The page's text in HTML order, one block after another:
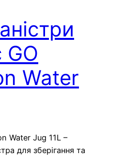
Water
Water Jug 11L –
для зберігання та